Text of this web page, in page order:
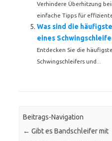
Verhindere Überhitzung
einfache Tipps für
Was sind die
eines
Entdecken Sie die
Schwingschleifers und...
Beitrags-Navigation
← Gibt es Bandschleifer mit